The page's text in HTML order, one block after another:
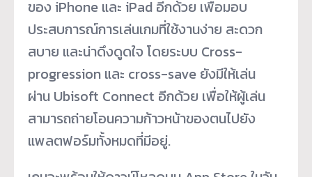
ของ iPhone และ iPad อีกด้วย เพื่อมอบ
ประสบการณ์การเล่นเกมที่ใช้งานง่าย สะดวก
สบาย และน่าดึงดูดใจ โดยระบบ Cross-
progression และ cross-save ยังมีให้เล่น
ผ่าน Ubisoft Connect อีกด้วย เพื่อให้ผู้เล่น
สามารถถ่ายโอนความก้าวหน้าของตนไปยัง
แพลตฟอร์มทั้งหมดที่มีอยู่.